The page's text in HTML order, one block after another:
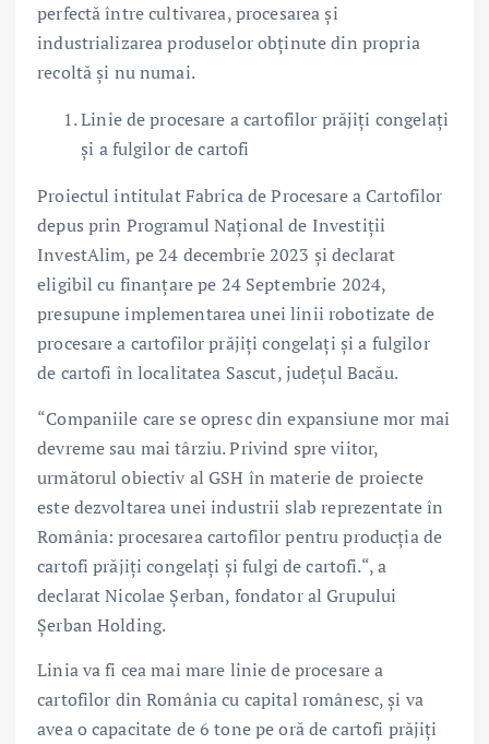
perfectă între cultivarea, procesarea și
industrializarea produselor obținute din propria
recoltă și nu numai.
Linie de procesare a cartofilor prăjiți congelați
și a fulgilor de cartofi
Proiectul intitulat Fabrica de Procesare a Cartofilor
depus prin Programul Național de Investiții
InvestAlim, pe 24 decembrie 2023 și declarat
eligibil cu finanțare pe 24 Septembrie 2024,
presupune implementarea unei linii robotizate de
procesare a cartofilor prăjiți congelați și a fulgilor
de cartofi în localitatea Sascut, județul Bacău.
“Companiile care se opresc din expansiune mor mai
devreme sau mai târziu. Privind spre viitor,
următorul obiectiv al GSH în materie de proiecte
este dezvoltarea unei industrii slab reprezentate în
România: procesarea cartofilor pentru producția de
cartofi prăjiți congelați și fulgi de cartofi.“, a
declarat Nicolae Șerban, fondator al Grupului
Șerban Holding.
Linia va fi cea mai mare linie de procesare a
cartofilor din România cu capital românesc, și va
avea o capacitate de 6 tone pe oră de cartofi prăjiți